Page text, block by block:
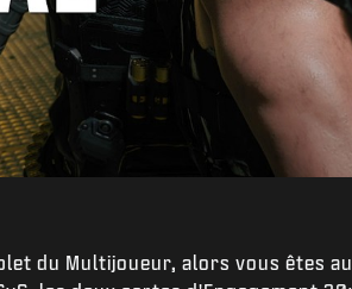
du Multijoueur, alors vous êtes